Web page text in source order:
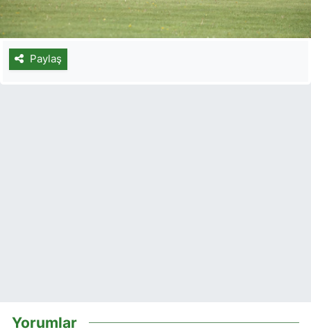
Paylaş
Yorumlar